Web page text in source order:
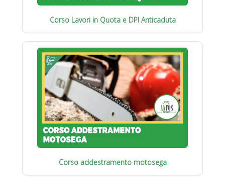
Corso Lavori in Quota e DPI Anticaduta
Corso addestramento motosega